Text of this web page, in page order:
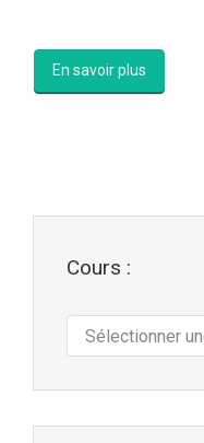
En savoir plus
Cours :